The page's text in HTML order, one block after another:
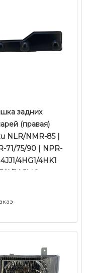
задних
(правая)
NLR/NMR-85 |
71/75/90 | NPR-
4HG1/4HK1
4/5 | JMC